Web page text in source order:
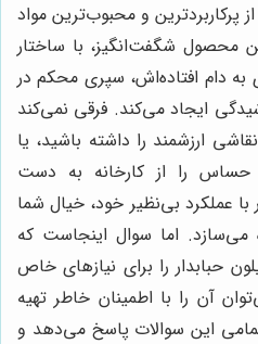
پرکاربردترین و محبوب‌ترین مواد
محصول شگفت‌انگیز، با ساختار
دام افتاده‌اش، سپری محکم در
ایجاد می‌کند. فرقی نمی‌کند
ارزشمند را داشته باشید، یا
حساس را از کارخانه به دست
با عملکرد بی‌نظیر خود، خیال شما
می‌سازد. اما سوال اینجاست که
حبابدار را برای نیازهای خاص
آن را با اطمینان خاطر تهیه
این سوالات پاسخ می‌دهد و